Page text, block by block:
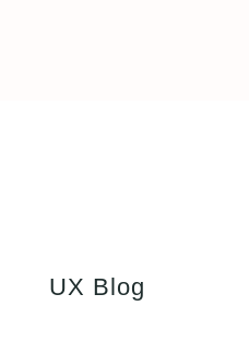
UX Blog